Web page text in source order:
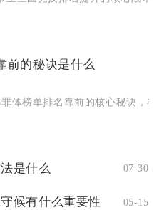
前的秘诀是什么
罪体榜单排名靠前的核心秘诀，
是什么 07-30
候有什么重要性 05-15